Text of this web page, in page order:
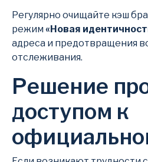
Регулярно очищайте кэш
режим «Новая
адреса и предотвращения
отслеживания.
Решение
доступом к